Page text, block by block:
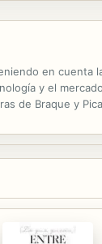
en cuenta
y el
de Braque y